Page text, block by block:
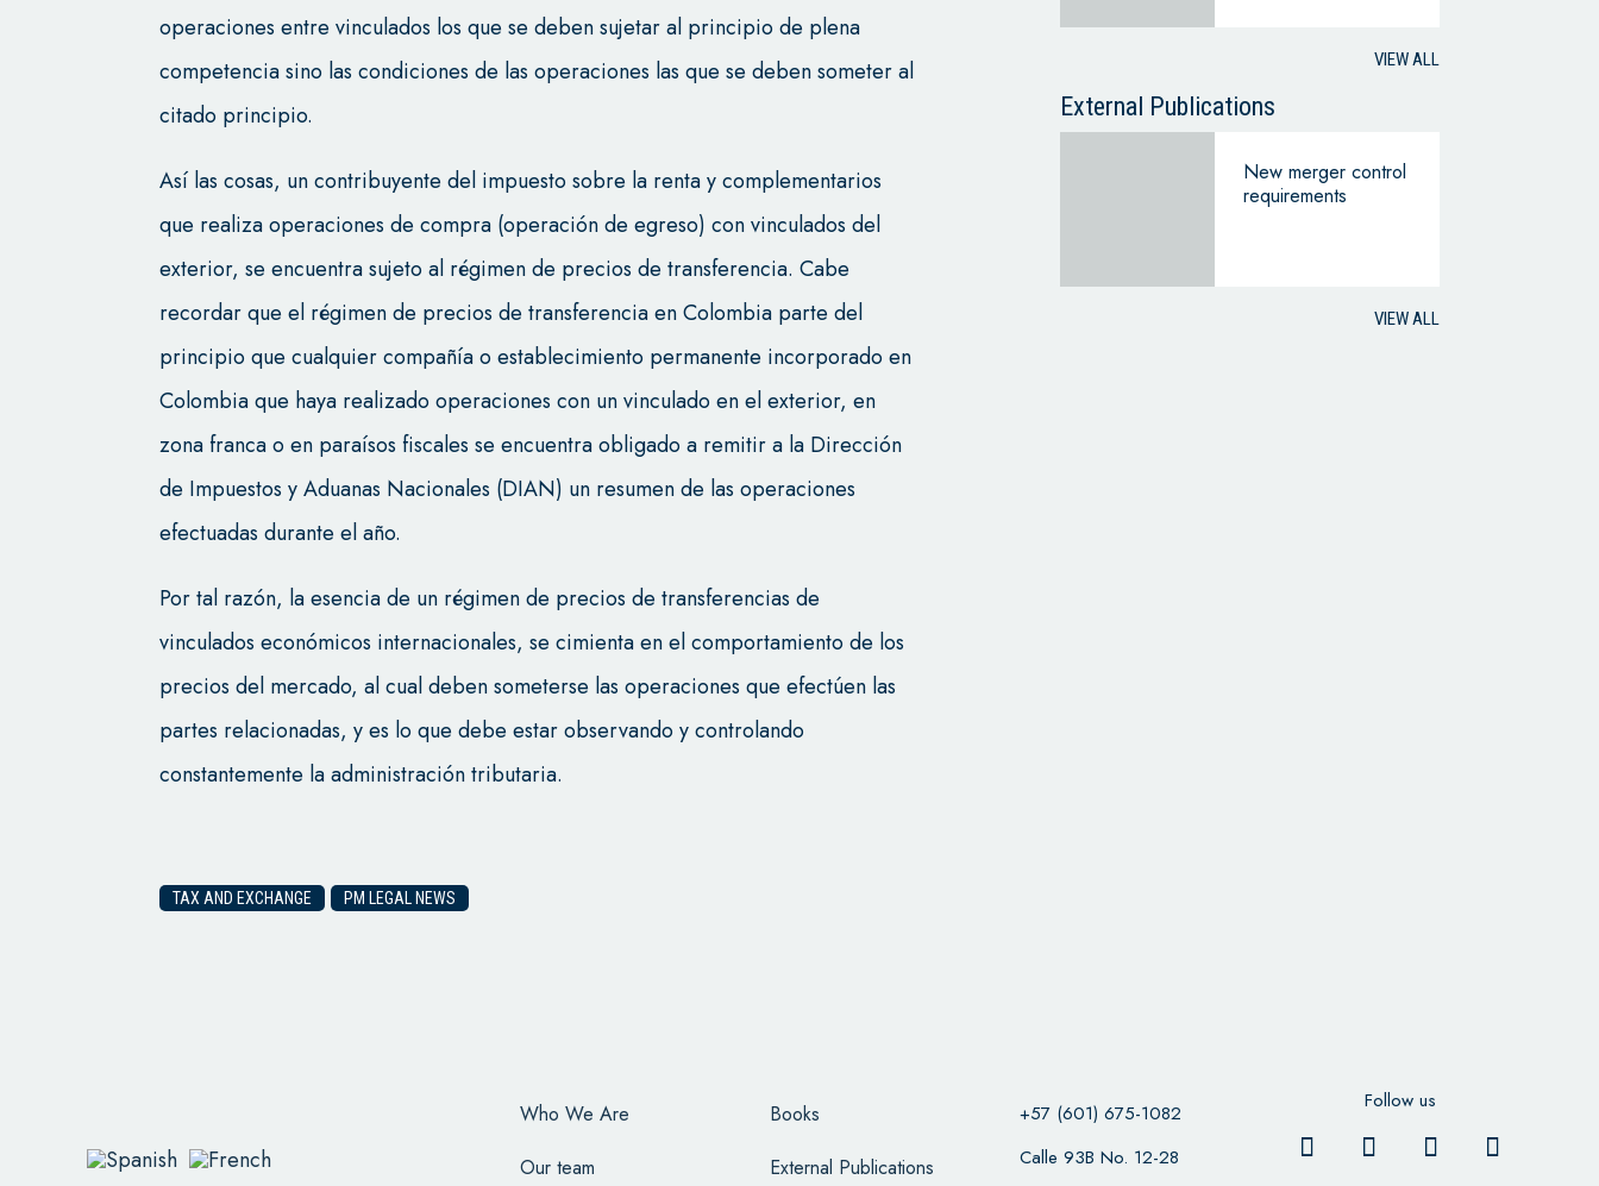
operaciones entre vinculados los que se deben sujetar al principio de plena
competencia sino las condiciones de las operaciones las que se deben someter al
citado principio.
Así las cosas, un contribuyente del impuesto sobre la renta y complementarios
que realiza operaciones de compra (operación de egreso) con vinculados del
exterior, se encuentra sujeto al régimen de precios de transferencia. Cabe
recordar que el régimen de precios de transferencia en Colombia parte del
principio que cualquier compañía o establecimiento permanente incorporado en
Colombia que haya realizado operaciones con un vinculado en el exterior, en
zona franca o en paraísos fiscales se encuentra obligado a remitir a la Dirección
de Impuestos y Aduanas Nacionales (DIAN) un resumen de las operaciones
efectuadas durante el año.
Por tal razón, la esencia de un régimen de precios de transferencias de
vinculados económicos internacionales, se cimienta en el comportamiento de los
precios del mercado, al cual deben someterse las operaciones que efectúen las
partes relacionadas, y es lo que debe estar observando y controlando
constantemente la administración tributaria.
TAX AND EXCHANGE PM LEGAL NEWS
VIEW ALL
External Publications
New merger control
requirements
VIEW ALL
Who We Are
Our team
Books
External Publications
+57 (601) 675-1082
Calle 93B No. 12-28
Follow us